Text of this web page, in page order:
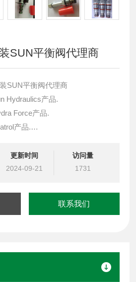
SUN平衡阀代理商
SUN平衡阀代理商
Hydraulics产品.
Force产品.
产品.
块设计,阀块设计与选型
、派克、中国台湾北部等液压元件
更新时间
2024-09-21
访问量
1731
联系我们